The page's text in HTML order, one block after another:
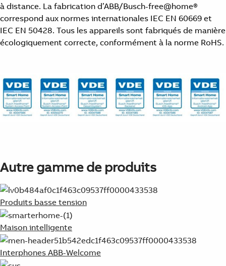
à distance. La fabrication d’ABB/Busch-free@home®
correspond aux normes internationales IEC EN 60669 et
IEC EN 50428. Tous les appareils sont fabriqués de manière
écologiquement correcte, conformément à la norme RoHS.
Autre gamme de produits
Produits basse tension
Maison intelligente
Interphones ABB-Welcome